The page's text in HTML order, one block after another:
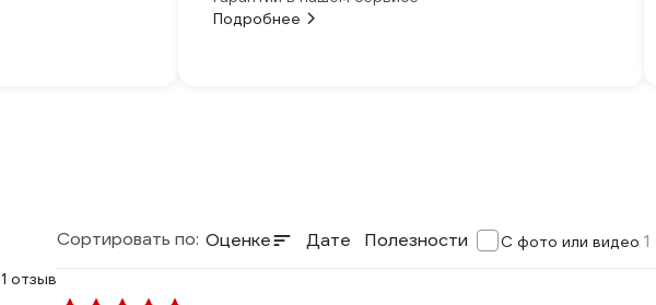
Подробнее
1 отзыв
Сортировать по: Оценке Дате Полезности С фото или видео 1